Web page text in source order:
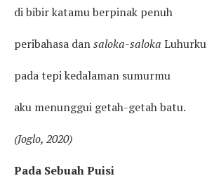
di bibir katamu berpinak penuh
peribahasa dansaloka-saloka Luhurku
pada tepi kedalaman sumurmu
aku menunggui getah-getah batu.
(Joglo, 2020)
Pada Sebuah Puisi